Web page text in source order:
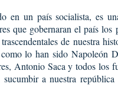
en un país socialista, es
que gobernaran el país los
de nuestra
lo han sido Napoleón
Antonio Saca y todos los
a nuestra